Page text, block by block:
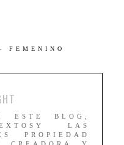
ESTE BLOG,
LAS
PROPIEDAD